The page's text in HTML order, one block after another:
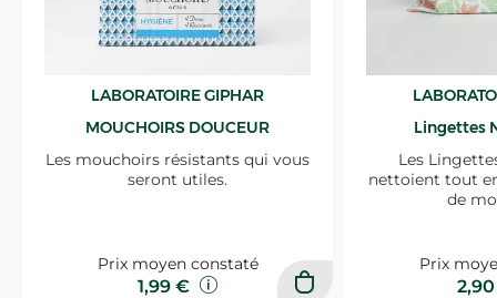
LABORATOIRE GIPHAR
MOUCHOIRS DOUCEUR
Les mouchoirs résistants qui vous
seront utiles.
Prix moyen constaté
1,99 €
Lingettes
Les
nettoient tout
de
Prix